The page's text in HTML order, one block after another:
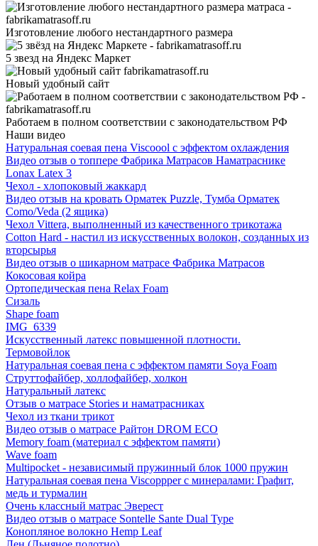
Изготовление любого нестандартного размера
5 звезд на Яндекс Маркет
Новый удобный сайт
Работаем в полном соответствии с законодательством РФ
Наши видео
Натуральная соевая пена Viscoool с эффектом охлаждения
Видео отзыв о топпере Фабрика Матрасов Наматраснике
Lonax Latex 3
Чехол - хлопоковый жаккард
Видео отзыв на кровать Орматек Puzzle, Тумба Орматек
Como/Veda (2 ящика)
Чехол Vittera, выполненный из качественного трикотажа
Cotton Hard - настил из искусственных волокон, созданных из
вторсырья
Видео отзыв о шикарном матрасе Фабрика Матрасов
Кокосовая койра
Ортопедическая пена Relax Foam
Сизаль
Shape foam
IMG_6339
Искусственный латекс повышенной плотности.
Термовойлок
Натуральная соевая пена с эффектом памяти Soya Foam
Струттофайбер, холлофайбер, холкон
Натуральный латекс
Отзыв о матрасе Stories и наматрасниках
Чехол из ткани трикот
Видео отзыв о матрасе Райтон DROM ECO
Memory foam (материал с эффектом памяти)
Wave foam
Multipocket - независимый пружинный блок 1000 пружин
Натуральная соевая пена Viscoppper с минералами: Графит,
медь и турмалин
Очень классный матрас Эверест
Видео отзыв о матрасе Sontelle Sante Dual Type
Конопляное волокно Hemp Leaf